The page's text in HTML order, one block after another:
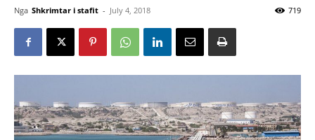
Nga Shkrimtar i stafit - July 4, 2018 719